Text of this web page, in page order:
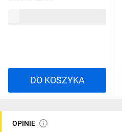
DO KOSZYKA
OPINIE